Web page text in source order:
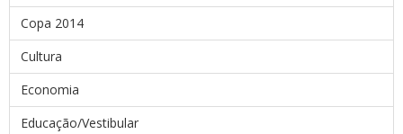
Copa 2014
Cultura
Economia
Educação/Vestibular